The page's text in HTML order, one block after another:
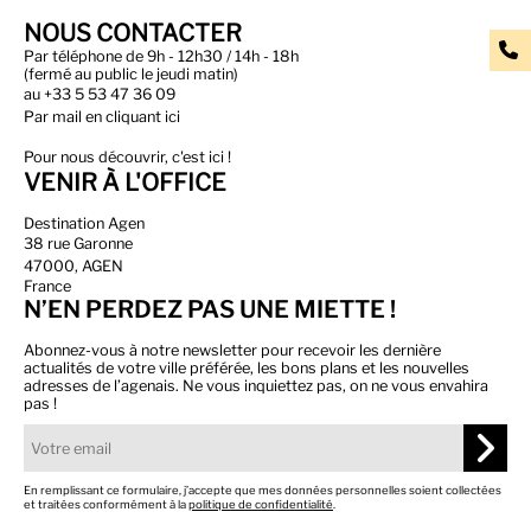
NOUS CONTACTER
Par téléphone de 9h - 12h30 / 14h - 18h
(fermé au public le jeudi matin)
au +33 5 53 47 36 09
Par mail en cliquant ici
Pour nous découvrir, c'est ici !
VENIR À L'OFFICE
Destination Agen
38 rue Garonne
47000, AGEN
France
N’EN PERDEZ PAS UNE MIETTE !
Abonnez-vous à notre newsletter pour recevoir les dernière
actualités de votre ville préférée, les bons plans et les nouvelles
adresses de l’agenais. Ne vous inquiettez pas, on ne vous envahira
pas !
En remplissant ce formulaire, j’accepte que mes données personnelles soient collectées
et traitées conformément à lapolitique de confidentialité